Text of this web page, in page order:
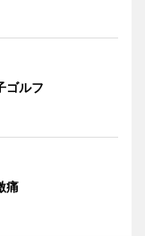
ゴルフ
痛